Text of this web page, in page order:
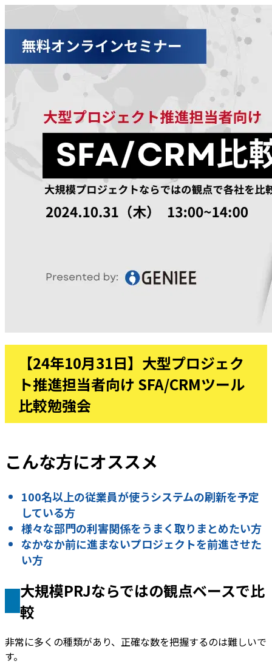
【24年10月31日】大型プロジェク
ト推進担当者向け SFA/CRMツール
比較勉強会
こんな方にオススメ
100名以上の従業員が使うシステムの刷新を予定
している方
様々な部門の利害関係をうまく取りまとめたい方
なかなか前に進まないプロジェクトを前進させた
い方
大規模PRJならではの観点ベースで比
較
非常に多くの種類があり、正確な数を把握するのは難しいで
す。